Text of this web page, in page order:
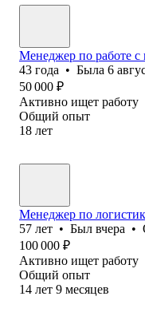
Менеджер по работе с
43 года • Была 6
50 000 ₽
Активно ищет работу
Общий опыт
18 лет
Менеджер по
57 лет • Был вчера •
100 000 ₽
Активно ищет работу
Общий опыт
14 лет 9 месяцев